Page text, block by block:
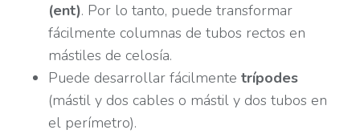
(ent). Por lo tanto, puede transformar
fácilmente columnas de tubos rectos en
mástiles de celosía.
Puede desarrollar fácilmente trípodes
(mástil y dos cables o mástil y dos tubos en
el perímetro).